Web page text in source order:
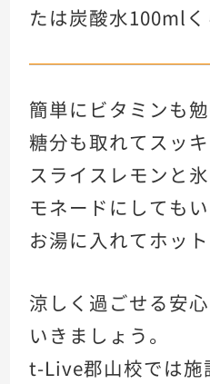
たは炭酸水100ml
簡単にビタミンも
糖分も取れてスッキ
スライスレモンと
モネードにしても
お湯に入れてホッ
涼しく過ごせる安
いきましょう。
t-Live郡山校では施